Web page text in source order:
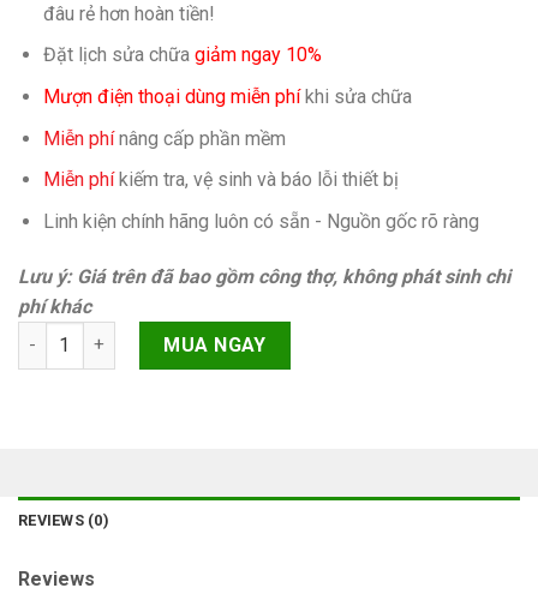
đâu rẻ hơn hoàn tiền!
Đặt lịch sửa chữa giảm ngay 10%
Mượn điện thoại dùng miễn phíkhi sửa chữa
Miễn phínâng cấp phần mềm
Miễn phíkiếm tra, vệ sinh và báo lỗi thiết bị
Linh kiện chính hãng luôn có sẵn - Nguồn gốc rõ ràng
Lưu ý: Giá trên đã bao gồm công thợ, không phát sinh chi
phí khác
Camera trước iPhone SE quantity
MUA NGAY
REVIEWS (0)
Reviews